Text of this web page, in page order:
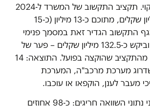
מצביע על ניהול לקוי. תקציב התקשוב של המשרד ל-2024
עמד על 85.3 מיליון שקלים, מתוכם כ-13 מיליון (כ-15
התקשוב הגדיר זאת במסמך פנימי
כ"משבר תקצוב", וביקש כ-132.5 מיליון שקלים – פער של
כ-18 מיליון שקלים מהתקציב שהוקצה בפועל. התוצאה: 14
מערכת מרכב"ה, המערכת
מעבר לענן, הוקפאו או עוכבו.
הדוח חושף גם שני נתוני השוואה חריגים: כ-98 אחוזים